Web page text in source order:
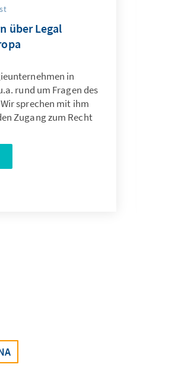
über Legal
in
rund um Fragen des
sprechen mit ihm
Zugang zum Recht